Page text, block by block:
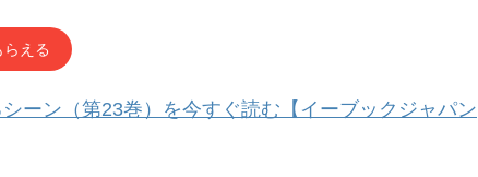
える
ーン（第23巻）を今すぐ読む【イーブックジャパン